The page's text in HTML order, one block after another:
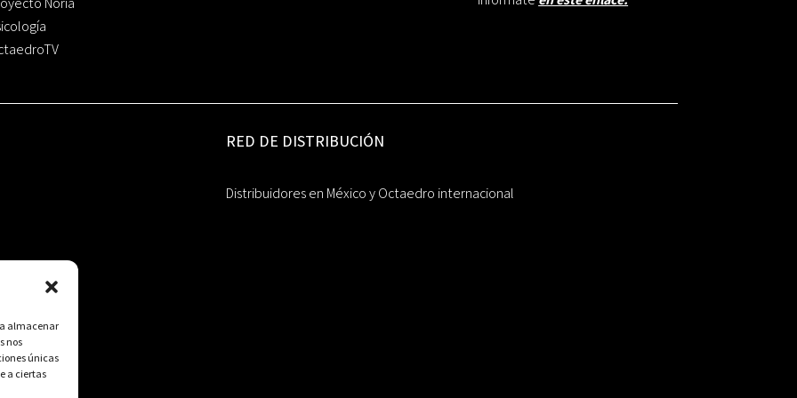
almacenar
nos
únicas
a ciertas
RED DE DISTRIBUCIÓN
Distribuidores en México y Octaedro internacional